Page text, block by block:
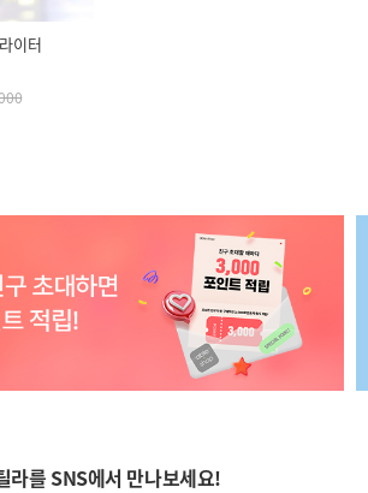
이터
라를 SNS에서 만나보세요!